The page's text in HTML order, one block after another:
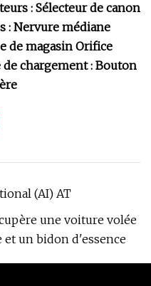
: Sélecteur de canon
: Nervure médiane
de magasin Orifice
chargement : Bouton
(AI) AT
une voiture volée
et un bidon d'essence